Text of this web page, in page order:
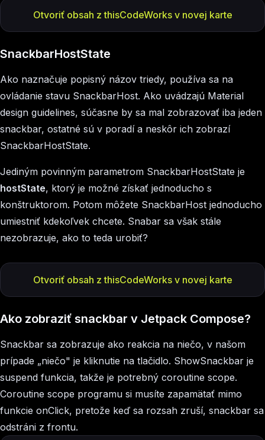
Otvoriť obsah z thisCodeWorks v novej karte
SnackbarHostState
Ako naznačuje popisný názov triedy, používa sa na
ovládanie stavu SnackbarHost. Ako uvádzajú Material
design guidelines, súčasne by sa mal zobrazovať iba jeden
snackbar, ostatné sú v poradí a neskôr ich zobrazí
SnackbarHostState.
Jediným povinným parametrom SnackbarHostState je
hostState, ktorý je možné získať jednoducho s
konštruktorom. Potom môžete SnackbarHost jednoducho
umiestniť kdekoľvek chcete. Snabar sa však stále
nezobrazuje, ako to teda urobiť?
Otvoriť obsah z thisCodeWorks v novej karte
Ako zobraziť snackbar v Jetpack Compose?
Snackbar sa zobrazuje ako reakcia na niečo, v našom
prípade „niečo" je kliknutie na tlačidlo. ShowSnackbar je
suspend funkcia, takže je potrebný coroutine scope.
Coroutine scope programu si musíte zapamätať mimo
funkcie onClick, pretože keď sa rozsah zruší, snackbar sa
odstráni z frontu.